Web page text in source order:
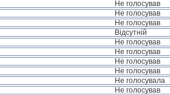
Не голосував
Не голосував
Не голосував
Відсутній
Не голосував
Не голосував
Не голосував
Не голосував
Не голосувала
Не голосував